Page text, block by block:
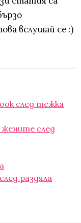
вслушай се :)
след тежка
след
раздяла